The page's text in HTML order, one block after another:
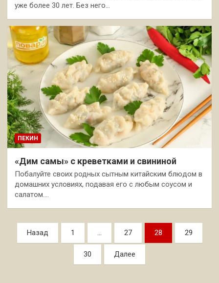
уже более 30 лет. Без него…
ПЕКИН
«Дим самы» с креветками и свининой
Побалуйте своих родных сытным китайским блюдом в
домашних условиях, подавая его с любым соусом и
салатом.…
Пагинация
записей
Назад 1 … 27 28 29
30 Далее